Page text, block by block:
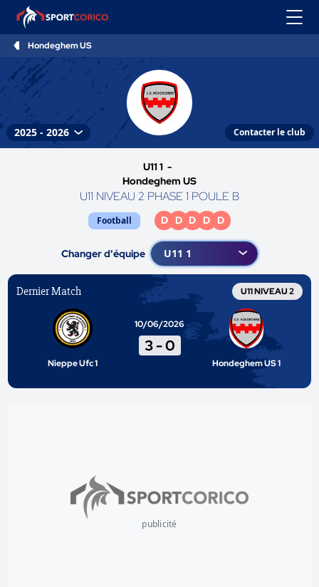
Hondeghem US
Contacter le club
U11 1 -
Hondeghem US
U11 NIVEAU 2 PHASE 1 POULE B
Football D D D D D
Changer d'équipe
Dernier Match U11 NIVEAU 2
Nieppe Ufc 1
10/06/2026
3-0
Hondeghem US 1
publicité